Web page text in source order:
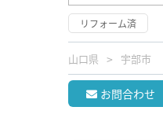
リフォーム済
山口県 宇部市
お問合わせ